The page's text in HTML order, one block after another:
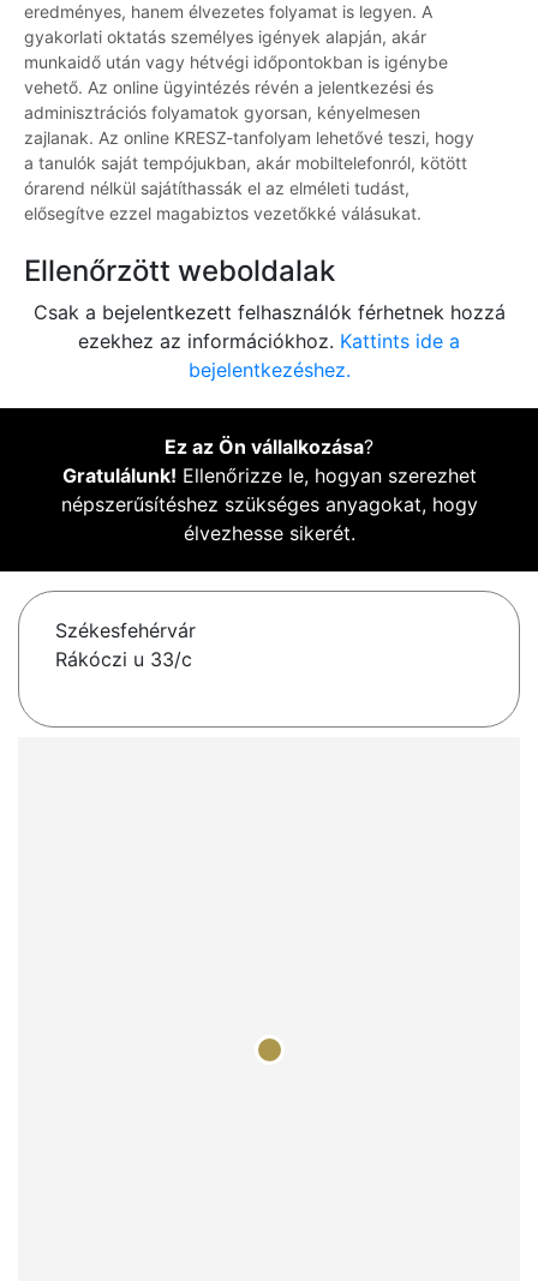
eredményes, hanem élvezetes folyamat is legyen. A
gyakorlati oktatás személyes igények alapján, akár
munkaidő után vagy hétvégi időpontokban is igénybe
vehető. Az online ügyintézés révén a jelentkezési és
adminisztrációs folyamatok gyorsan, kényelmesen
zajlanak. Az online KRESZ-tanfolyam lehetővé teszi, hogy
a tanulók saját tempójukban, akár mobiltelefonról, kötött
órarend nélkül sajátíthassák el az elméleti tudást,
elősegítve ezzel magabiztos vezetőkké válásukat.
Ellenőrzött weboldalak
Csak a bejelentkezett felhasználók férhetnek hozzá
ezekhez az információkhoz. Kattints ide a
bejelentkezéshez.
Ez az Ön vállalkozása?
Gratulálunk! Ellenőrizze le, hogyan szerezhet
népszerűsítéshez szükséges anyagokat, hogy
élvezhesse sikerét.
Székesfehérvár
Rákóczi u 33/c